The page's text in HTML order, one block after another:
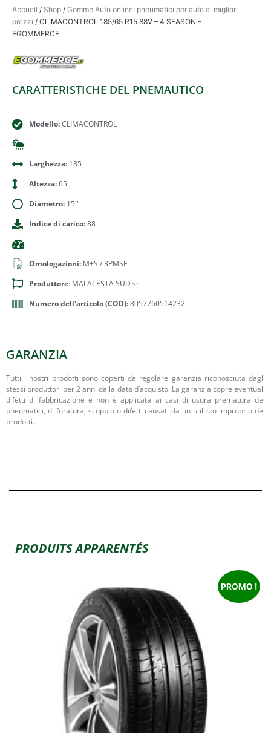
Accueil / Shop / Gomme Auto online: pneumatici per auto ai migliori
prezzi / CLIMACONTROL 185/65 R15 88V – 4 SEASON –
EGOMMERCE
CARATTERISTICHE DEL PNEMAUTICO
Modello:CLIMACONTROL
Larghezza:185
Altezza:65
Diametro:15''
Indice di carico:88
Omologazioni:M+S / 3PMSF
Produttore: MALATESTA SUD srl
Numero dell'articolo (COD):8057760514232
GARANZIA
Tutti i nostri prodotti sono coperti da regolare garanzia riconosciuta dagli
stessi produttori per 2 anni dalla data d’acquisto. La garanzia copre eventuali
difetti di fabbricazione e non è applicata ai casi di usura prematura dei
pneumatici, di foratura, scoppio o difetti causati da un utilizzo improprio dei
prodotti.
PRODUITS APPARENTÉS
PROMO !